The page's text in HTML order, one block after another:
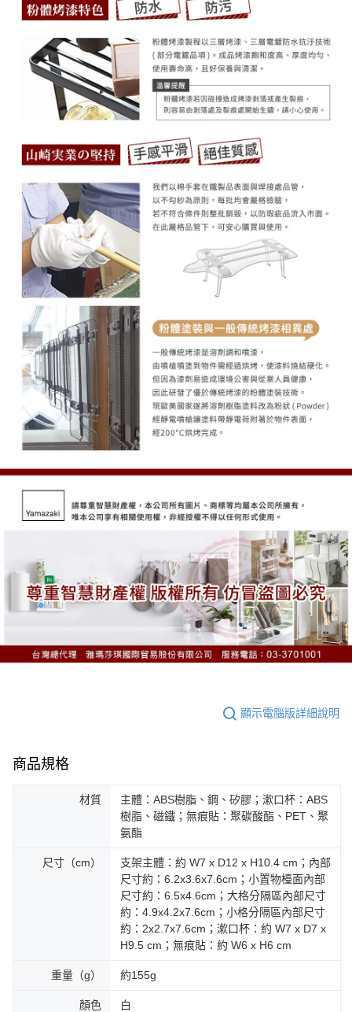
顯示電腦版詳細說明
商品規格
材質
主體：ABS樹脂、鋼、矽膠；漱口杯：ABS
樹脂、磁鐵；無痕貼：聚碳酸酯、PET、聚
氨酯
尺寸（cm）
支架主體：約 W7 x D12 x H10.4 cm；內部
尺寸約：6.2x3.6x7.6cm；小置物檯面內部
尺寸約：6.5x4.6cm；大格分隔區內部尺寸
約：4.9x4.2x7.6cm；小格分隔區內部尺寸
約：2x2.7x7.6cm；漱口杯：約 W7 x D7 x
H9.5 cm；無痕貼：約 W6 x H6 cm
重量（g） 約155g
顏色 白